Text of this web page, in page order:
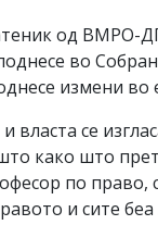
од ВМРО-
во
измени во
се
како што
по право,
и сите